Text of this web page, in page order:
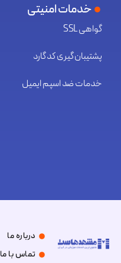
خدمات امنیتی
گواهی SSL
پشتیبان گیری کد گارد
خدمات ضد اسپم ایمیل
درباره ما
تماس با ما